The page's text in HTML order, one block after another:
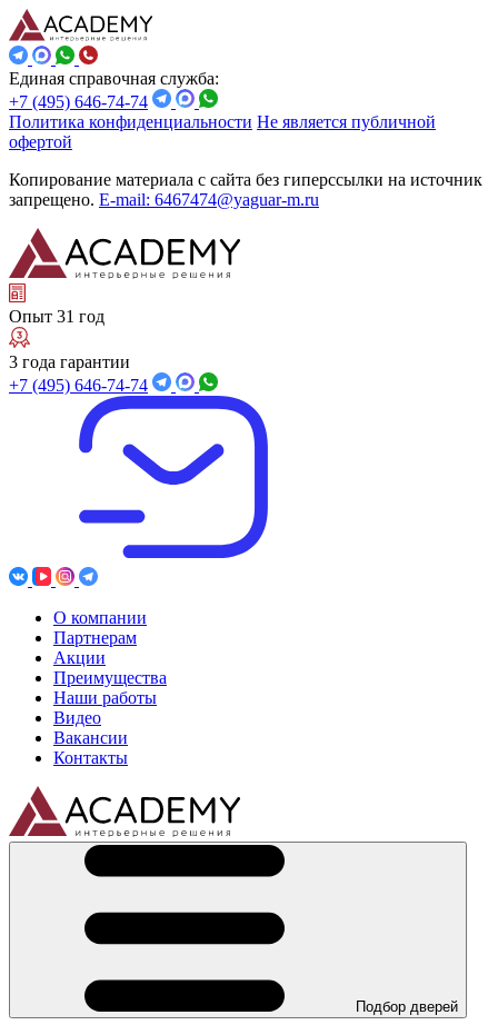
Единая справочная служба:
+7 (495) 646-74-74
Политика конфиденциальности Не является публичной
офертой
Копирование материала с сайта без гиперссылки на источник
запрещено. E-mail: 6467474@yaguar-m.ru
Опыт 31 год
3 года гарантии
+7 (495) 646-74-74
О компании
Партнерам
Акции
Преимущества
Наши работы
Видео
Вакансии
Контакты
Подбор дверей